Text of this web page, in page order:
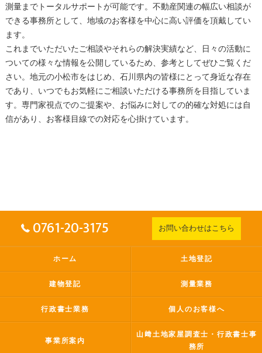
測量までトータルサポートが可能です。不動産関連の幅広い相談が
できる事務所として、地域のお客様を中心に高い評価を頂戴してい
ます。
これまでいただいたご相談やそれらの解決実績など、日々の活動に
ついての様々な情報を公開しているため、参考としてぜひご覧くだ
さい。地元の小松市をはじめ、石川県内の皆様にとって身近な存在
であり、いつでもお気軽にご相談いただける事務所を目指していま
す。専門家視点でのご提案や、お悩みに対しての的確な対処には自
信があり、お客様目線での対応を心掛けています。
0761-20-3175 お問い合わせはこちら
ホーム 土地登記
建物登記 測量業務
行政書士業務 個人のお客様へ
事業所案内
山﨑土地家屋調査士・行政書士事
務所